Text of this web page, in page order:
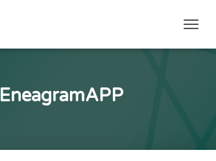
EneagramAPP